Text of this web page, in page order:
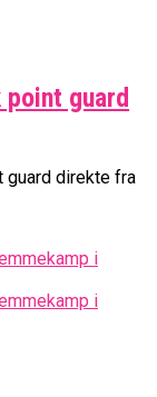
guard
guard direkte fra